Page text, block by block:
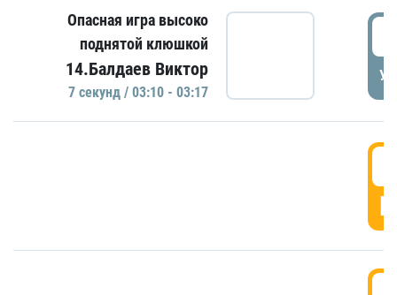
Опасная игра высоко
поднятой клюшкой
14.Балдаев Виктор
7 секунд / 03:10 - 03:17